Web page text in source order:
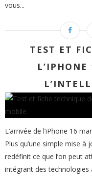
vous...
TEST ET
L’arrivée de l’iPhone 16
Plus qu’une simple mise à
redéfinit ce que l’on peut
intégrant des technologies